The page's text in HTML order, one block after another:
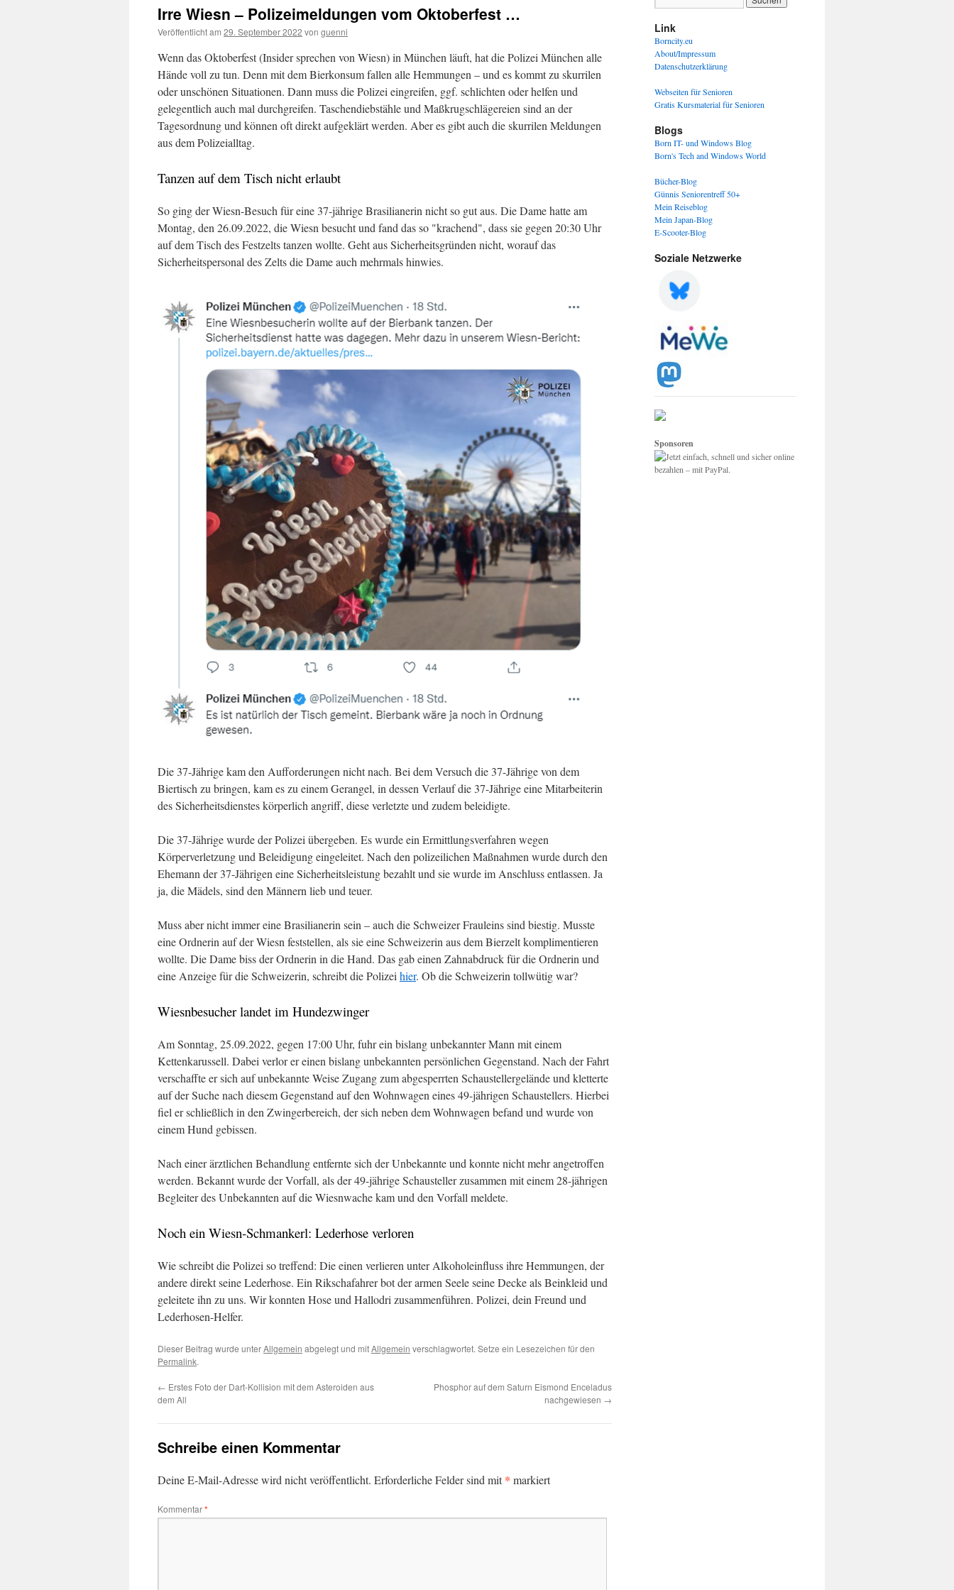
Irre Wiesn – Polizeimeldungen vom Oktoberfest …
Veröffentlicht am 29. September 2022 von guenni
Wenn das Oktoberfest (Insider sprechen von Wiesn) in München läuft, hat die Polizei München alle
Hände voll zu tun. Denn mit dem Bierkonsum fallen alle Hemmungen – und es kommt zu skurrilen
oder unschönen Situationen. Dann muss die Polizei eingreifen, ggf. schlichten oder helfen und
gelegentlich auch mal durchgreifen. Taschendiebstähle und Maßkrugschlägereien sind an der
Tagesordnung und können oft direkt aufgeklärt werden. Aber es gibt auch die skurrilen Meldungen
aus dem Polizeialltag.
Tanzen auf dem Tisch nicht erlaubt
So ging der Wiesn-Besuch für eine 37-jährige Brasilianerin nicht so gut aus. Die Dame hatte am
Montag, den 26.09.2022, die Wiesn besucht und fand das so "krachend", dass sie gegen 20:30 Uhr
auf dem Tisch des Festzelts tanzen wollte. Geht aus Sicherheitsgründen nicht, worauf das
Sicherheitspersonal des Zelts die Dame auch mehrmals hinwies.
Die 37-Jährige kam den Aufforderungen nicht nach. Bei dem Versuch die 37-Jährige von dem
Biertisch zu bringen, kam es zu einem Gerangel, in dessen Verlauf die 37-Jährige eine Mitarbeiterin
des Sicherheitsdienstes körperlich angriff, diese verletzte und zudem beleidigte.
Die 37-Jährige wurde der Polizei übergeben. Es wurde ein Ermittlungsverfahren wegen
Körperverletzung und Beleidigung eingeleitet. Nach den polizeilichen Maßnahmen wurde durch den
Ehemann der 37-Jährigen eine Sicherheitsleistung bezahlt und sie wurde im Anschluss entlassen. Ja
ja, die Mädels, sind den Männern lieb und teuer.
Muss aber nicht immer eine Brasilianerin sein – auch die Schweizer Frauleins sind biestig. Musste
eine Ordnerin auf der Wiesn feststellen, als sie eine Schweizerin aus dem Bierzelt komplimentieren
wollte. Die Dame biss der Ordnerin in die Hand. Das gab einen Zahnabdruck für die Ordnerin und
eine Anzeige für die Schweizerin, schreibt die Polizei hier. Ob die Schweizerin tollwütig war?
Wiesnbesucher landet im Hundezwinger
Am Sonntag, 25.09.2022, gegen 17:00 Uhr, fuhr ein bislang unbekannter Mann mit einem
Kettenkarussell. Dabei verlor er einen bislang unbekannten persönlichen Gegenstand. Nach der Fahrt
verschaffte er sich auf unbekannte Weise Zugang zum abgesperrten Schaustellergelände und kletterte
auf der Suche nach diesem Gegenstand auf den Wohnwagen eines 49-jährigen Schaustellers. Hierbei
fiel er schließlich in den Zwingerbereich, der sich neben dem Wohnwagen befand und wurde von
einem Hund gebissen.
Nach einer ärztlichen Behandlung entfernte sich der Unbekannte und konnte nicht mehr angetroffen
werden. Bekannt wurde der Vorfall, als der 49-jährige Schausteller zusammen mit einem 28-jährigen
Begleiter des Unbekannten auf die Wiesnwache kam und den Vorfall meldete.
Noch ein Wiesn-Schmankerl: Lederhose verloren
Wie schreibt die Polizei so treffend: Die einen verlieren unter Alkoholeinfluss ihre Hemmungen, der
andere direkt seine Lederhose. Ein Rikschafahrer bot der armen Seele seine Decke als Beinkleid und
geleitete ihn zu uns. Wir konnten Hose und Hallodri zusammenführen. Polizei, dein Freund und
Lederhosen-Helfer.
Dieser Beitrag wurde unterAllgemein abgelegt und mitAllgemein verschlagwortet. Setze ein Lesezeichen für den
Permalink.
← Erstes Foto der Dart-Kollision mit dem Asteroiden aus
dem All
Phosphor auf dem Saturn Eismond Enceladus
nachgewiesen →
Schreibe einen Kommentar
Deine E-Mail-Adresse wird nicht veröffentlicht. Erforderliche Felder sind mit* markiert
Kommentar*
Link
Borncity.eu
About/Impressum
Datenschutzerklärung
Webseiten für Senioren
Gratis Kursmaterial für Senioren
Blogs
Born IT- und Windows Blog
Born's Tech and Windows World
Bücher-Blog
Günnis Seniorentreff 50+
Mein Reiseblog
Mein Japan-Blog
E-Scooter-Blog
Soziale Netzwerke
Sponsoren